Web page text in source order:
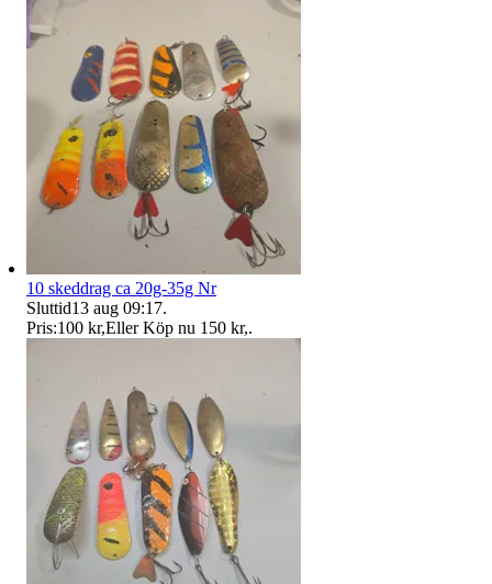
10 skeddrag ca 20g-35g Nr
Sluttid13 aug 09:17.
Pris:100 kr,Eller Köp nu 150 kr,.